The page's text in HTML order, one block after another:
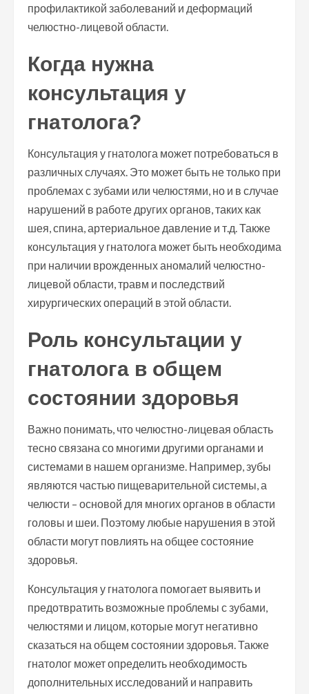
профилактикой заболеваний и деформаций
челюстно-лицевой области.
Когда нужна
консультация у
гнатолога?
Консультация у гнатолога может потребоваться в
различных случаях. Это может быть не только при
проблемах с зубами или челюстями, но и в случае
нарушений в работе других органов, таких как
шея, спина, артериальное давление и т.д. Также
консультация у гнатолога может быть необходима
при наличии врожденных аномалий челюстно-
лицевой области, травм и последствий
хирургических операций в этой области.
Роль консультации у
гнатолога в общем
состоянии здоровья
Важно понимать, что челюстно-лицевая область
тесно связана со многими другими органами и
системами в нашем организме. Например, зубы
являются частью пищеварительной системы, а
челюсти – основой для многих органов в области
головы и шеи. Поэтому любые нарушения в этой
области могут повлиять на общее состояние
здоровья.
Консультация у гнатолога помогает выявить и
предотвратить возможные проблемы с зубами,
челюстями и лицом, которые могут негативно
сказаться на общем состоянии здоровья. Также
гнатолог может определить необходимость
дополнительных исследований и направить